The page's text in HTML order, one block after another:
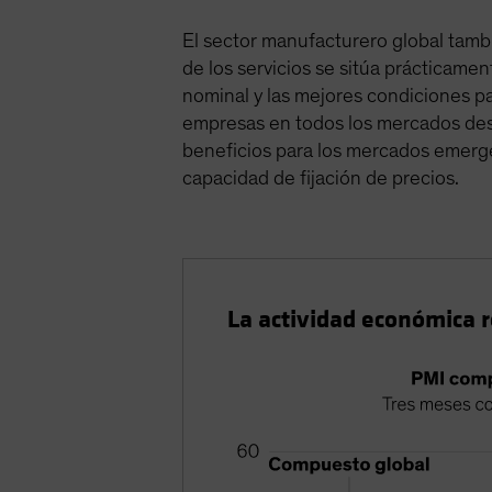
El sector manufacturero global
de los servicios se sitúa
nominal y las mejores condiciones
empresas en todos los mercados
beneficios para los mercados
capacidad de fijación de precios.
La actividad económica